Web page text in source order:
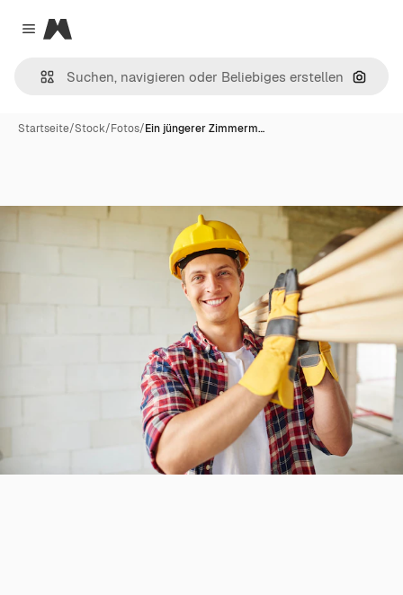
Close menu
Magnific
Nach
Startseite/Stock/Fotos/Ein jüngerer Zimmerm…